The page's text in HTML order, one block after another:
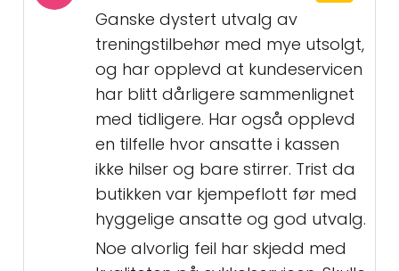
Ganske dystert utvalg av
treningstilbehør med mye utsolgt,
og har opplevd at kundeservicen
har blitt dårligere sammenlignet
med tidligere. Har også opplevd
en tilfelle hvor ansatte i kassen
ikke hilser og bare stirrer. Trist da
butikken var kjempeflott før med
hyggelige ansatte og god utvalg.
Noe alvorlig feil har skjedd med